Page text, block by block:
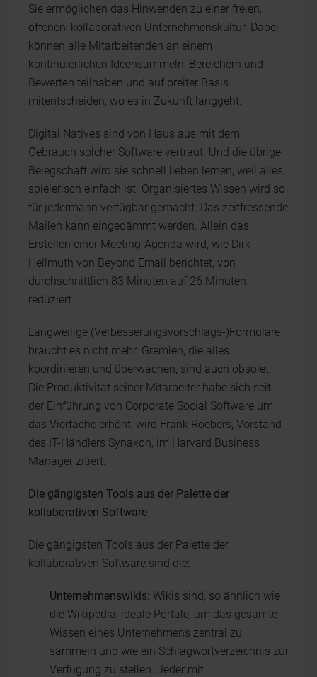
Sie ermöglichen das Hinwenden zu einer freien,
offenen, kollaborativen Unternehmenskultur. Dabei
können alle Mitarbeitenden an einem
kontinuierlichen Ideensammeln, Bereichern und
Bewerten teilhaben und auf breiter Basis
mitentscheiden, wo es in Zukunft langgeht.
Digital Natives sind von Haus aus mit dem
Gebrauch solcher Software vertraut. Und die übrige
Belegschaft wird sie schnell lieben lernen, weil alles
spielerisch einfach ist. Organisiertes Wissen wird so
für jedermann verfügbar gemacht. Das zeitfressende
Mailen kann eingedämmt werden. Allein das
Erstellen einer Meeting-Agenda wird, wie Dirk
Hellmuth von Beyond Email berichtet, von
durchschnittlich 83 Minuten auf 26 Minuten
reduziert.
Langweilige (Verbesserungsvorschlags-)Formulare
braucht es nicht mehr. Gremien, die alles
koordinieren und überwachen, sind auch obsolet.
Die Produktivität seiner Mitarbeiter habe sich seit
der Einführung von Corporate Social Software um
das Vierfache erhöht, wird Frank Roebers, Vorstand
des IT-Händlers Synaxon, im Harvard Business
Manager zitiert.
Die gängigsten Tools aus der Palette der
kollaborativen Software
Die gängigsten Tools aus der Palette der
kollaborativen Software sind die:
Unternehmenswikis: Wikis sind, so ähnlich wie
die Wikipedia, ideale Portale, um das gesamte
Wissen eines Unternehmens zentral zu
sammeln und wie ein Schlagwortverzeichnis zur
Verfügung zu stellen. Jeder mit